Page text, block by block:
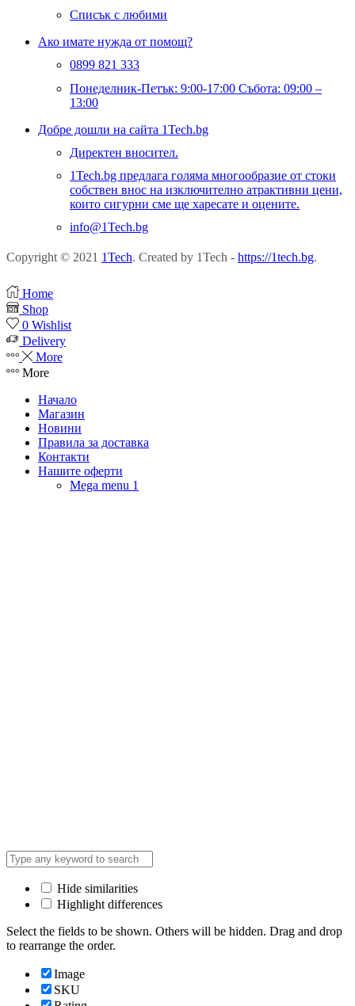
Списък с любими
Ако имате нужда от помощ?
0899 821 333
Понеделник-Петък: 9:00-17:00 Събота: 09:00 –
13:00
Добре дошли на сайта 1Tech.bg
Директен вносител.
1Tech.bg предлага голяма многообразие от стоки
собствен внос на изключително атрактивни цени,
които сигурни сме ще харесате и оцените.
info@1Tech.bg
Copyright © 2021 1Tech. Created by 1Tech - https://1tech.bg.
Home
Shop
0 Wishlist
Delivery
More
More
Начало
Магазин
Новини
Правила за доставка
Контакти
Нашите оферти
Mega menu 1
Hide similarities
Highlight differences
Select the fields to be shown. Others will be hidden. Drag and drop
to rearrange the order.
Image
SKU